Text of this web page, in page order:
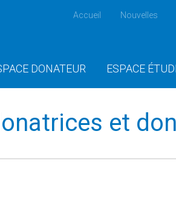
Accueil Nouvelles
DONATEUR ESPACE
et